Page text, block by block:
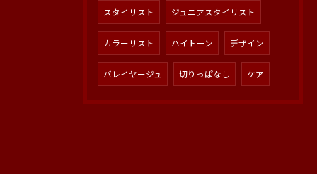
スタイリスト ジュニアスタイリスト
カラーリスト ハイトーン デザイン
バレイヤージュ 切りっぱなし ケア